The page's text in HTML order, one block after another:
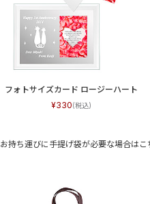
フォトサイズカード ロージーハート
330
お持ち運びに手提げ袋が必要な場合は